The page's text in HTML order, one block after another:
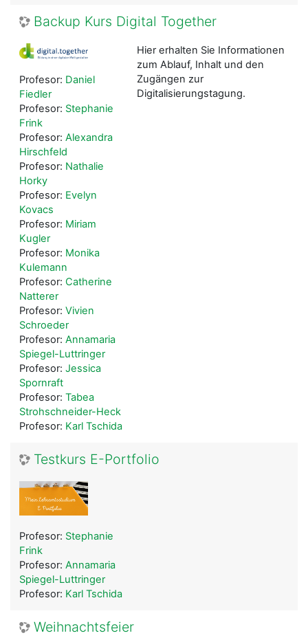
Backup Kurs Digital Together
Hier erhalten Sie Informationen
zum Ablauf, Inhalt und den
Zugängen zur
Digitalisierungstagung.
Profesor: Daniel
Fiedler
Profesor: Stephanie
Frink
Profesor: Alexandra
Hirschfeld
Profesor: Nathalie
Horky
Profesor: Evelyn
Kovacs
Profesor: Miriam
Kugler
Profesor: Monika
Kulemann
Profesor: Catherine
Natterer
Profesor: Vivien
Schroeder
Profesor: Annamaria
Spiegel-Luttringer
Profesor: Jessica
Spornraft
Profesor: Tabea
Strohschneider-Heck
Profesor: Karl Tschida
Testkurs E-Portfolio
Profesor: Stephanie
Frink
Profesor: Annamaria
Spiegel-Luttringer
Profesor: Karl Tschida
Weihnachtsfeier